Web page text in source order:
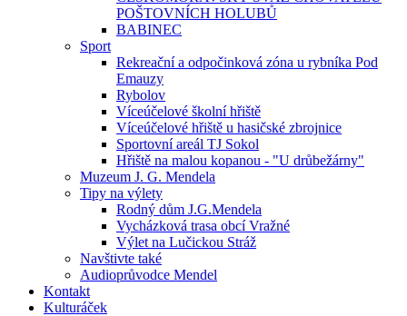
POŠTOVNÍCH HOLUBŮ
BABINEC
Sport
Rekreační a odpočinková zóna u rybníka Pod
Emauzy
Rybolov
Víceúčelové školní hřiště
Víceúčelové hřiště u hasičské zbrojnice
Sportovní areál TJ Sokol
Hřiště na malou kopanou - "U drůbežárny"
Muzeum J. G. Mendela
Tipy na výlety
Rodný dům J.G.Mendela
Vycházková trasa obcí Vražné
Výlet na Lučickou Stráž
Navštivte také
Audioprůvodce Mendel
Kontakt
Kulturáček